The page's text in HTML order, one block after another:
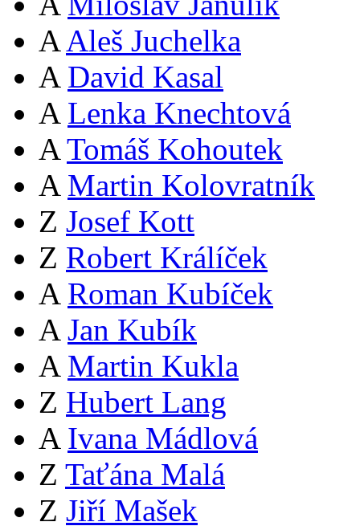
A Aleš Juchelka
A David Kasal
A Lenka Knechtová
A Tomáš Kohoutek
A Martin Kolovratník
Z Josef Kott
Z Robert Králíček
A Roman Kubíček
A Jan Kubík
A Martin Kukla
Z Hubert Lang
A Ivana Mádlová
Z Taťána Malá
Z Jiří Mašek